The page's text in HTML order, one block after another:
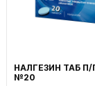
НАЛГЕЗИН ТАБ
№20